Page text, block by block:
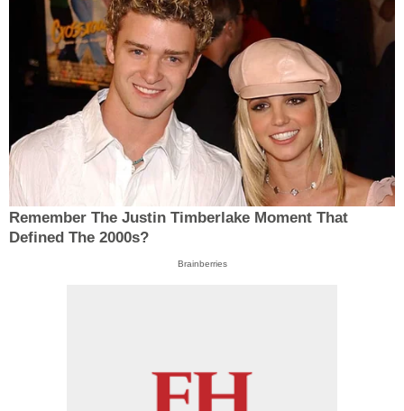
Remember The Justin Timberlake Moment That
Defined The 2000s?
Brainberries